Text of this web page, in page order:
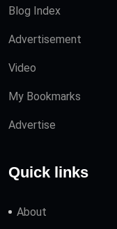
Blog Index
Advertisement
Video
My Bookmarks
Advertise
Quick links
About